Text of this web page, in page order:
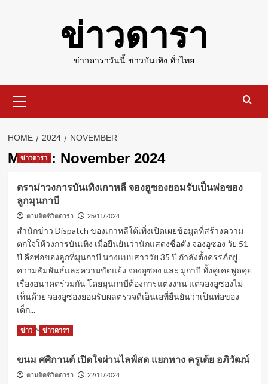
ข่าวดารา
ข่าวดาราวันนี้ ข่าวบันเทิง ทั่วไทย
Menu
HOME 2024 NOVEMBER
Month: November 2024
ข่าวดารา
ดราม่าวงการบันเทิงเกาหลี จองอูซองยอมรับเป็นพ่อของ
ลูกมุนกาบี
ตามติดชีวิตดารา 25/11/2024
สำนักข่าว Dispatch ของเกาหลีใต้เพิ่งเปิดเผยข้อมูลที่สร้างความ
ตกใจให้วงการบันเทิง เมื่อยืนยันว่านักแสดงชื่อดัง จองอูซอง วัย 51
ปี คือพ่อของลูกที่มุนกาบี นางแบบสาววัย 35 ปี กำลังตั้งครรภ์อยู่
ความสัมพันธ์และความขัดแย้ง จองอูซอง และ มูกาบี ทั้งคู่เคยพูดคุย
เรื่องอนาคตร่วมกัน โดยมุนกาบีต้องการแต่งงาน แต่จองอูซองไม่
เห็นด้วย จองอูซองยอมรับผลตรวจดีเอ็นเอที่ยืนยันว่าเป็นพ่อของ
เด็ก...
Read MoreRead
ดราม่า
วงการ
ข่าว ข่าวดารา
ขนม ศศิกานต์ เปิดใจผ่านไลฟ์สด แยกทาง ครูเต้ย อภิวัฒน์
ตามติดชีวิตดารา 22/11/2024